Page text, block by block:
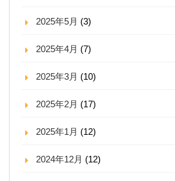
2025年5月 (3)
2025年4月 (7)
2025年3月 (10)
2025年2月 (17)
2025年1月 (12)
2024年12月 (12)